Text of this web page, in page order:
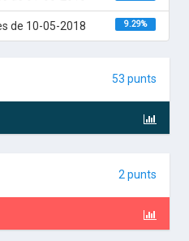
de 10-05-2018 9.29%
53 punts
2 punts